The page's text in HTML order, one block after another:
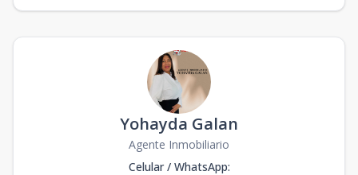
Yohayda Galan
Agente Inmobiliario
Celular / WhatsApp: